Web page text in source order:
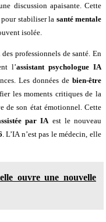
discussion apaisante. Cette
stabiliser la santé mentale
isolée.
professionnels de santé. En
l’assistant psychologue IA
Les données de bien-être
les moments critiques de la
de son état émotionnel. Cette
par IA est le nouveau
. L’IA n’est pas le médecin, elle
ouvre une nouvelle